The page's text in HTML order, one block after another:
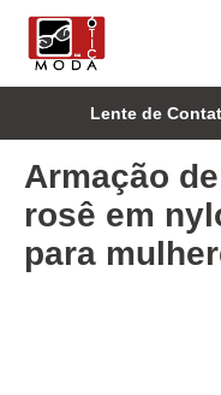
Lente de
Armação
rosê em
para